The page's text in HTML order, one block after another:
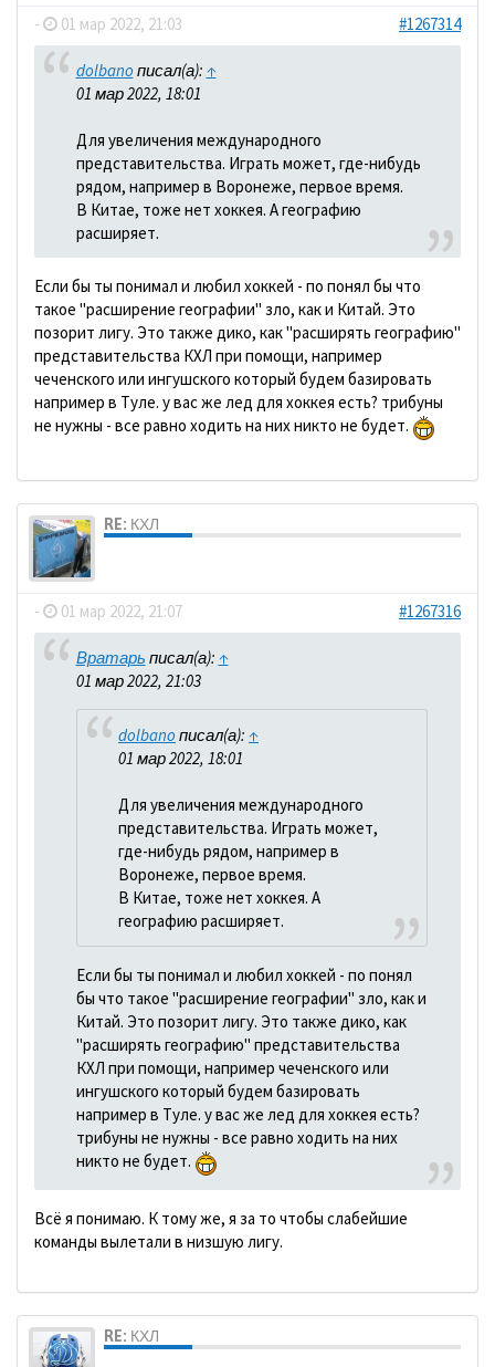
- 01 мар 2022, 21:03 #1267314
dolbano писал(а): ↑
01 мар 2022, 18:01
Для увеличения международного
представительства. Играть может, где-нибудь
рядом, например в Воронеже, первое время.
В Китае, тоже нет хоккея. А географию
расширяет.
Если бы ты понимал и любил хоккей - по понял бы что
такое "расширение географии" зло, как и Китай. Это
позорит лигу. Это также дико, как "расширять географию"
представительства КХЛ при помощи, например
чеченского или ингушского который будем базировать
например в Туле. у вас же лед для хоккея есть? трибуны
не нужны - все равно ходить на них никто не будет.
RE: КХЛ
- 01 мар 2022, 21:07 #1267316
Вратарь писал(а): ↑
01 мар 2022, 21:03
dolbano писал(а): ↑
01 мар 2022, 18:01
Для увеличения международного
представительства. Играть может,
где-нибудь рядом, например в
Воронеже, первое время.
В Китае, тоже нет хоккея. А
географию расширяет.
Если бы ты понимал и любил хоккей - по понял
бы что такое "расширение географии" зло, как и
Китай. Это позорит лигу. Это также дико, как
"расширять географию" представительства
КХЛ при помощи, например чеченского или
ингушского который будем базировать
например в Туле. у вас же лед для хоккея есть?
трибуны не нужны - все равно ходить на них
никто не будет.
Всё я понимаю. К тому же, я за то чтобы слабейшие
команды вылетали в низшую лигу.
RE: КХЛ